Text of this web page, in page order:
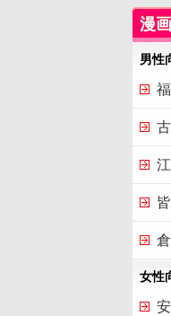
漫
男性
女性